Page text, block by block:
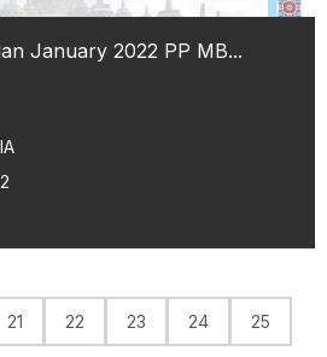
January 2022 PP MB...
21 22 23 24 25